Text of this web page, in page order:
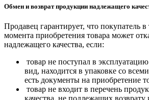
Обмен и возврат продукции надлежащего
Продавец гарантирует, что покупатель
момента приобретения товара может
надлежащего качества, если:
товар не поступал в
вид, находится в упаковке со
есть документы на приобретение
товар не входит в перечень